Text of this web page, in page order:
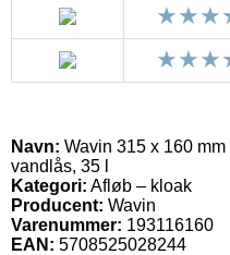
Navn: Wavin 315 x 160
vandlås, 35 l
Kategori: Afløb – kloak
Producent: Wavin
Varenummer: 193116160
EAN: 5708525028244